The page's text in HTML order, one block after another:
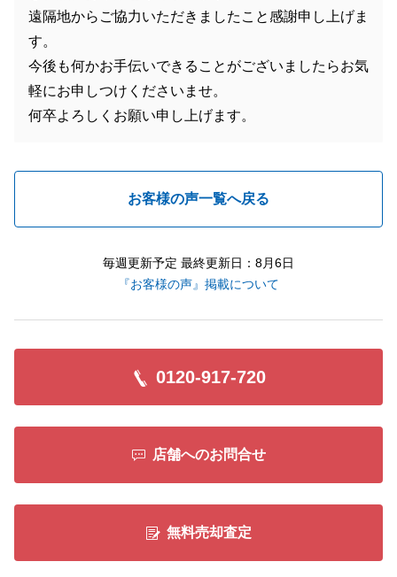
遠隔地からご協力いただきましたこと感謝申し上げま
す。
今後も何かお手伝いできることがございましたらお気
軽にお申しつけくださいませ。
何卒よろしくお願い申し上げます。
お客様の声一覧へ戻る
毎週更新予定 最終更新日：8月6日
『お客様の声』掲載について
0120-917-720
店舗へのお問合せ
無料売却査定